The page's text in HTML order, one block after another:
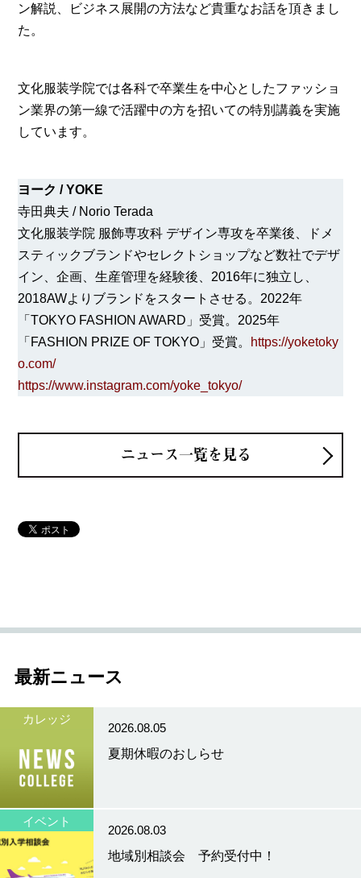
ン解説、ビジネス展開の方法など貴重なお話を頂きまし
た。
文化服装学院では各科で卒業生を中心としたファッショ
ン業界の第一線で活躍中の方を招いての特別講義を実施
しています。
ヨーク / YOKE
寺田典夫 / Norio Terada
文化服装学院 服飾専攻科 デザイン専攻を卒業後、ドメ
スティックブランドやセレクトショップなど数社でデザ
イン、企画、生産管理を経験後、2016年に独立し、
2018AWよりブランドをスタートさせる。2022年
「TOKYO FASHION AWARD」受賞。2025年
「FASHION PRIZE OF TOKYO」受賞。 https://yoketoky
o.com/
https://www.instagram.com/yoke_tokyo/
ニュース一覧を見る
最新ニュース
カレッジ
2026.08.05
夏期休暇のおしらせ
イベント
2026.08.03
地域別相談会 予約受付中！